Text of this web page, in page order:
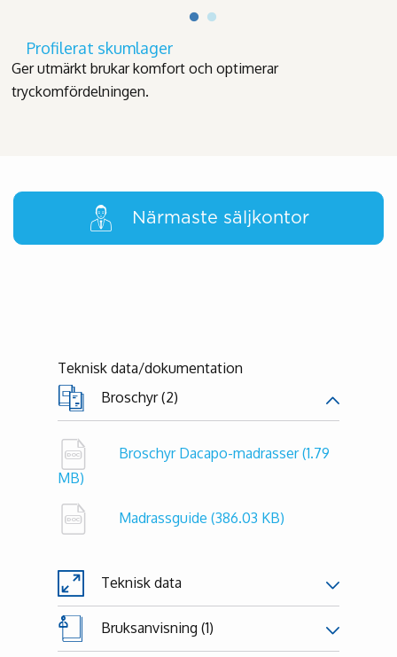
Profilerat skumlager
Ger utmärkt brukar komfort och optimerar
tryckomfördelningen.
Närmaste säljkontor
Teknisk data/dokumentation
Broschyr (2)
Broschyr Dacapo-madrasser(1.79
MB)
Madrassguide (386.03 KB)
Teknisk data
Bruksanvisning (1)